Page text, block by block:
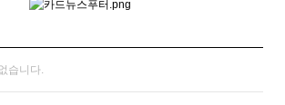
습니다.